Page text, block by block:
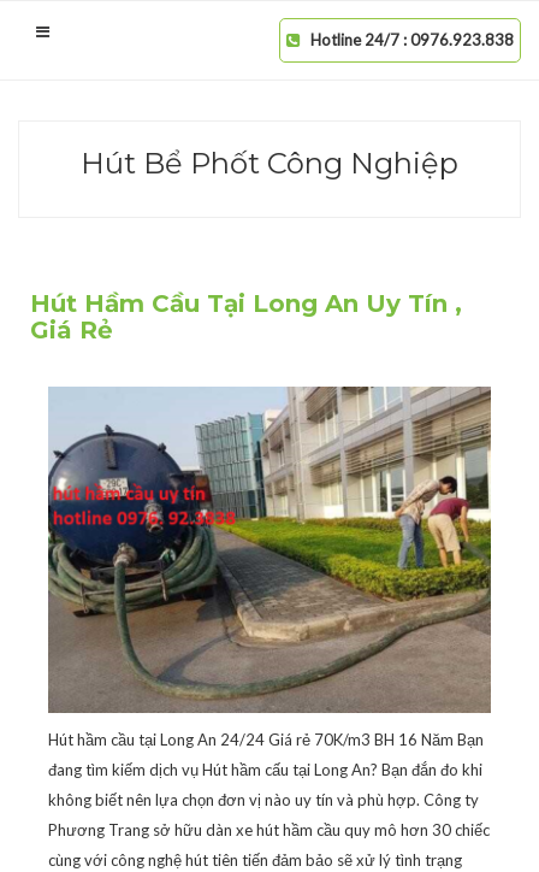
Hotline 24/7 : 0976.923.838
Hút Bể Phốt Công Nghiệp
Hút Hầm Cầu Tại Long An Uy Tín ,
Giá Rẻ
Hút hầm cầu tại Long An 24/24 Giá rẻ 70K/m3 BH 16 Năm Bạn
đang tìm kiếm dịch vụ Hút hầm cấu tại Long An? Bạn đắn đo khi
không biết nên lựa chọn đơn vị nào uy tín và phù hợp. Công ty
Phương Trang sở hữu dàn xe hút hầm cầu quy mô hơn 30 chiếc
cùng với công nghệ hút tiên tiến đảm bảo sẽ xử lý tình trạng